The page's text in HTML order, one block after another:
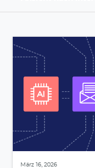
März 16, 2026